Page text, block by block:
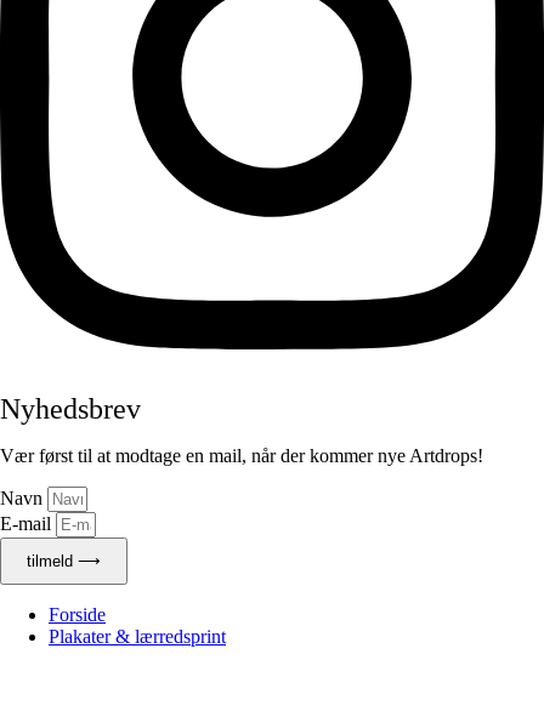
Nyhedsbrev
Vær først til at modtage en mail, når der kommer nye Artdrops!
Navn
E-mail
tilmeld ⟶
Forside
Plakater & lærredsprint